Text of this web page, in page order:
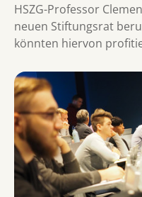
HSZG-Professor
neuen Stiftungsrat
könnten hiervon